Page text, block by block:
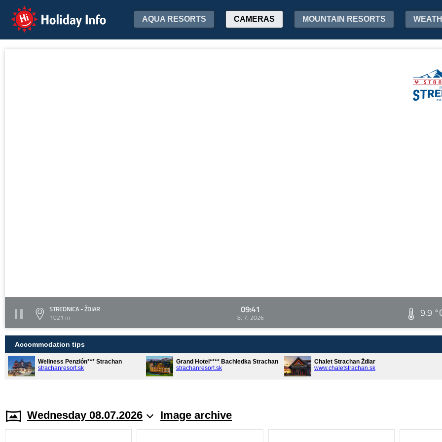
Holiday Info AQUA RESORTS CAMERAS MOUNTAIN RESORTS
STREDNICA - ŽDIAR
1021 m
09:41
8. 7. 2026 9.9
Accommodation tips
Wellness Penzión*** Strachan
strachanresort.sk
Grand Hotel**** Bachledka Strachan
strachanresort.sk
Chalet Strachan Ždiar
www.chaletstrachan.sk
Wednesday 08.07.2026 Image archive